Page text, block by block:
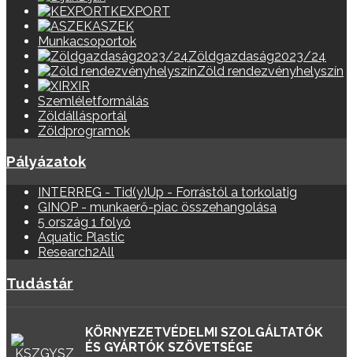
KEXPORT
ASZEK
Munkacsoportok
Zöldgazdaság2023/24
Zöld rendezvényhelyszín
XIR
Szemléletformálás
Zöldállásportál
Zöldprogramok
Pályázatok
INTERREG - Tid(y)Up - Forrástól a torkolatig
GINOP - munkaerő-piac összehangolása
5 ország 1 folyó
Aquatic Plastic
Research2All
Tudástár
KÖRNYEZETVÉDELMI SZOLGÁLTATÓK
ÉS GYÁRTÓK SZÖVETSÉGE